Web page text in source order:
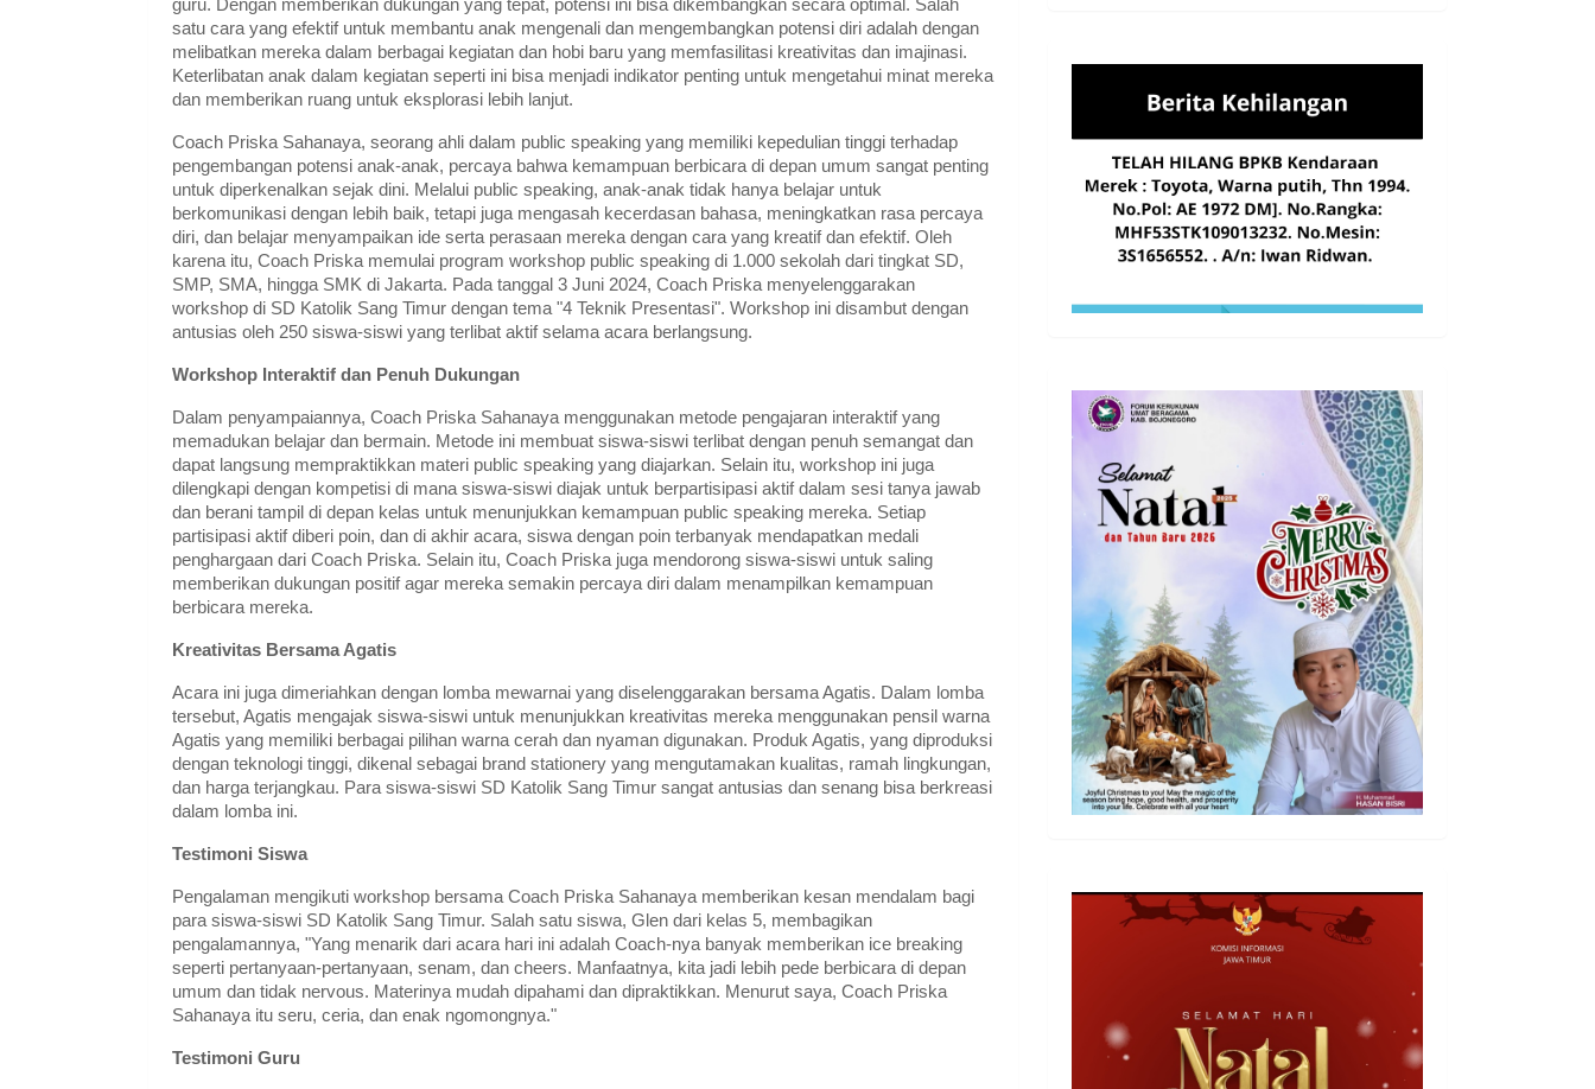
guru. Dengan memberikan dukungan yang tepat, potensi ini bisa dikembangkan secara optimal. Salah
satu cara yang efektif untuk membantu anak mengenali dan mengembangkan potensi diri adalah dengan
melibatkan mereka dalam berbagai kegiatan dan hobi baru yang memfasilitasi kreativitas dan imajinasi.
Keterlibatan anak dalam kegiatan seperti ini bisa menjadi indikator penting untuk mengetahui minat mereka
dan memberikan ruang untuk eksplorasi lebih lanjut.
Coach Priska Sahanaya, seorang ahli dalam public speaking yang memiliki kepedulian tinggi terhadap
pengembangan potensi anak-anak, percaya bahwa kemampuan berbicara di depan umum sangat penting
untuk diperkenalkan sejak dini. Melalui public speaking, anak-anak tidak hanya belajar untuk
berkomunikasi dengan lebih baik, tetapi juga mengasah kecerdasan bahasa, meningkatkan rasa percaya
diri, dan belajar menyampaikan ide serta perasaan mereka dengan cara yang kreatif dan efektif. Oleh
karena itu, Coach Priska memulai program workshop public speaking di 1.000 sekolah dari tingkat SD,
SMP, SMA, hingga SMK di Jakarta. Pada tanggal 3 Juni 2024, Coach Priska menyelenggarakan
workshop di SD Katolik Sang Timur dengan tema "4 Teknik Presentasi". Workshop ini disambut dengan
antusias oleh 250 siswa-siswi yang terlibat aktif selama acara berlangsung.
Workshop Interaktif dan Penuh Dukungan
Dalam penyampaiannya, Coach Priska Sahanaya menggunakan metode pengajaran interaktif yang
memadukan belajar dan bermain. Metode ini membuat siswa-siswi terlibat dengan penuh semangat dan
dapat langsung mempraktikkan materi public speaking yang diajarkan. Selain itu, workshop ini juga
dilengkapi dengan kompetisi di mana siswa-siswi diajak untuk berpartisipasi aktif dalam sesi tanya jawab
dan berani tampil di depan kelas untuk menunjukkan kemampuan public speaking mereka. Setiap
partisipasi aktif diberi poin, dan di akhir acara, siswa dengan poin terbanyak mendapatkan medali
penghargaan dari Coach Priska. Selain itu, Coach Priska juga mendorong siswa-siswi untuk saling
memberikan dukungan positif agar mereka semakin percaya diri dalam menampilkan kemampuan
berbicara mereka.
Kreativitas Bersama Agatis
Acara ini juga dimeriahkan dengan lomba mewarnai yang diselenggarakan bersama Agatis. Dalam lomba
tersebut, Agatis mengajak siswa-siswi untuk menunjukkan kreativitas mereka menggunakan pensil warna
Agatis yang memiliki berbagai pilihan warna cerah dan nyaman digunakan. Produk Agatis, yang diproduksi
dengan teknologi tinggi, dikenal sebagai brand stationery yang mengutamakan kualitas, ramah lingkungan,
dan harga terjangkau. Para siswa-siswi SD Katolik Sang Timur sangat antusias dan senang bisa berkreasi
dalam lomba ini.
Testimoni Siswa
Pengalaman mengikuti workshop bersama Coach Priska Sahanaya memberikan kesan mendalam bagi
para siswa-siswi SD Katolik Sang Timur. Salah satu siswa, Glen dari kelas 5, membagikan
pengalamannya, "Yang menarik dari acara hari ini adalah Coach-nya banyak memberikan ice breaking
seperti pertanyaan-pertanyaan, senam, dan cheers. Manfaatnya, kita jadi lebih pede berbicara di depan
umum dan tidak nervous. Materinya mudah dipahami dan dipraktikkan. Menurut saya, Coach Priska
Sahanaya itu seru, ceria, dan enak ngomongnya."
Testimoni Guru